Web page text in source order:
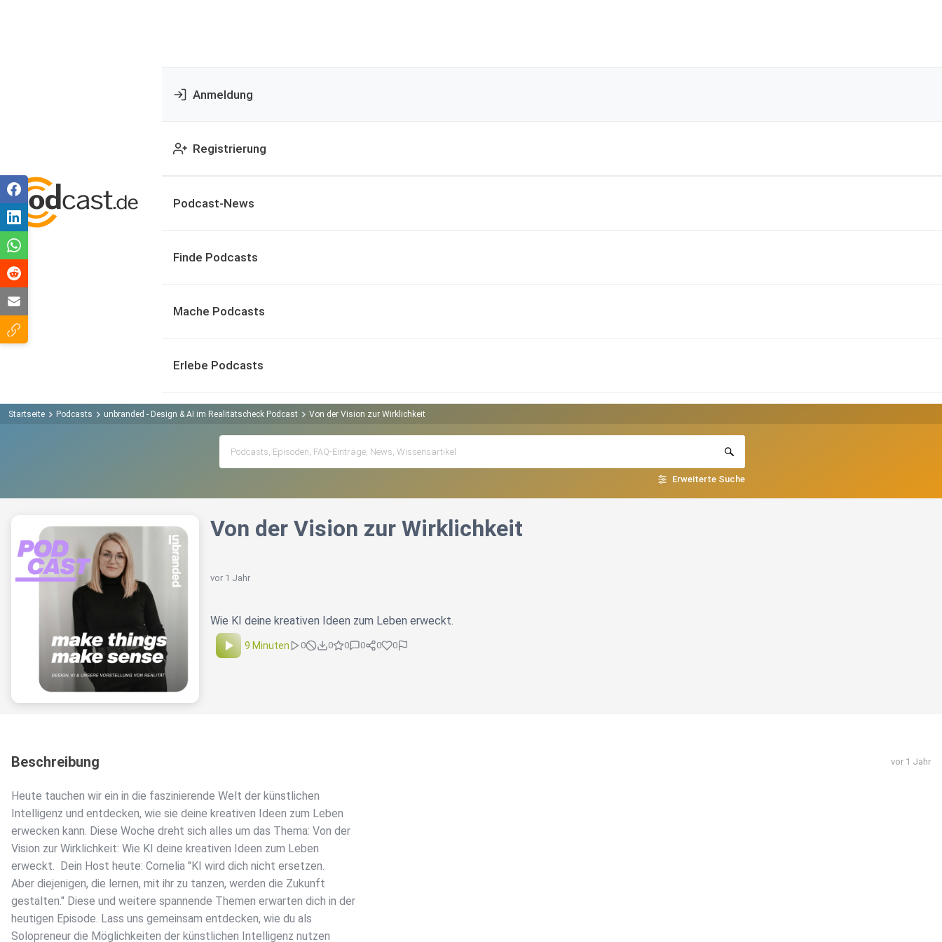
Anmeldung
Registrierung
Podcast-News
Finde Podcasts
Mache Podcasts
Erlebe Podcasts
Startseite Podcasts unbranded - Design & AI im Realitätscheck Podcast Von der Vision zur Wirklichkeit
Erweiterte Suche
Von der Vision zur Wirklichkeit
vor 1 Jahr
Wie KI deine kreativen Ideen zum Leben erweckt.
9 Minuten 0 0 0 0 0 0
Beschreibung vor 1 Jahr
Heute tauchen wir ein in die faszinierende Welt der künstlichen
Intelligenz und entdecken, wie sie deine kreativen Ideen zum Leben
erwecken kann. Diese Woche dreht sich alles um das Thema: Von der
Vision zur Wirklichkeit: Wie KI deine kreativen Ideen zum Leben
erweckt. ️ Dein Host heute: Cornelia "KI wird dich nicht ersetzen.
Aber diejenigen, die lernen, mit ihr zu tanzen, werden die Zukunft
gestalten." Diese und weitere spannende Themen erwarten dich in der
heutigen Episode. Lass uns gemeinsam entdecken, wie du als
Solopreneur die Möglichkeiten der künstlichen Intelligenz nutzen